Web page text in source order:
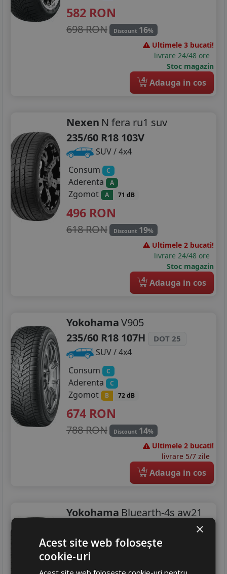
582 RON
698 RON Discount 16%
Ultimele 3 bucati!
livrare 24/48 ore
Stoc magazin
4 Adauga in cos
Nexen N fera ru1 suv
235/60 R18 103V
SUV / 4x4
Consum
C
Aderenta A
Zgomot A 71 dB
496 RON
618 RON Discount 19%
Ultimele 2 bucati!
livrare 24/48 ore
Stoc magazin
4 Adauga in cos
YokohamaV905
235/60 R18 107H
DOT 25
SUV / 4x4
Consum
C
Aderenta C
Zgomot B 72 dB
674 RON
788 RON Discount 14%
Ultimele 2 bucati!
livrare 5/7 zile
4 Adauga in cos
Yokohama Bluearth-4s aw21
Turisme
Consum
×
Acest site web folosește
cookie-uri